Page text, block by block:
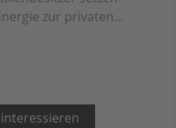
zur privaten...